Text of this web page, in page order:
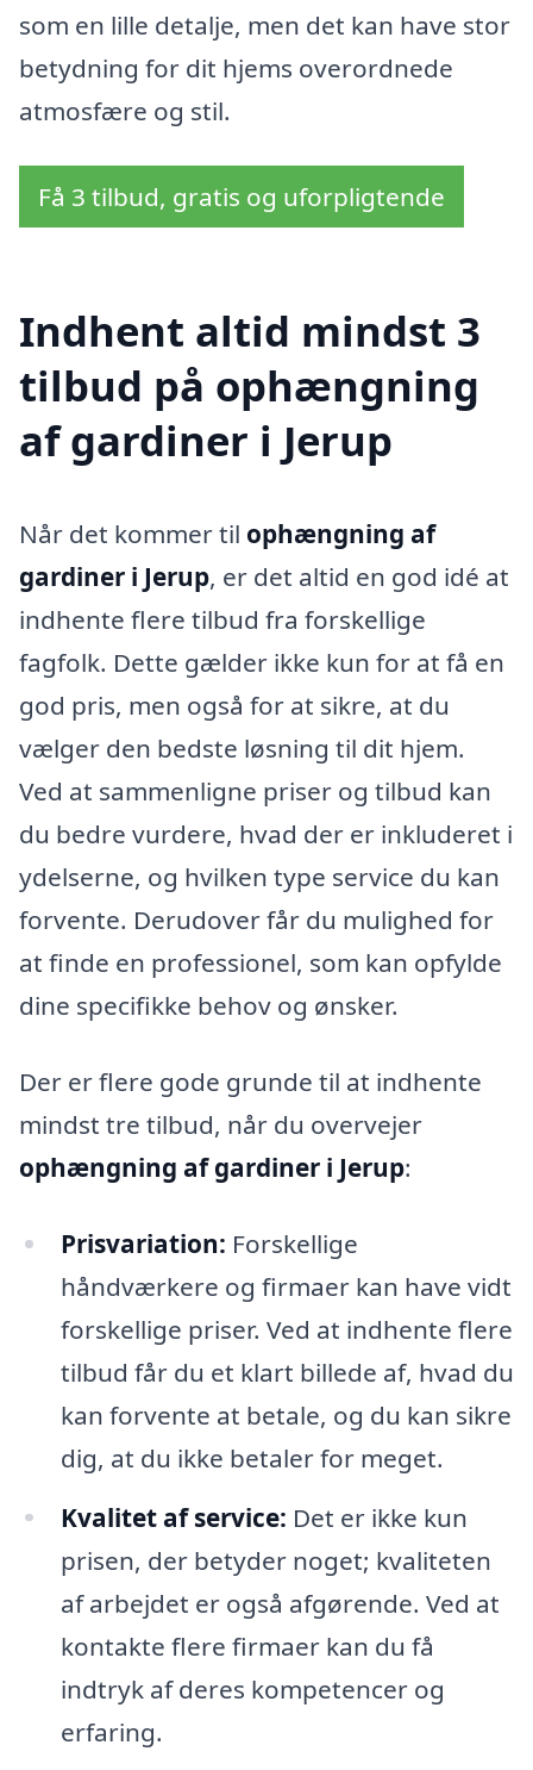
som en lille detalje, men det kan have stor
betydning for dit hjems overordnede
atmosfære og stil.
Få 3 tilbud, gratis og uforpligtende
Indhent altid mindst 3
tilbud på ophængning
af gardiner i Jerup
Når det kommer til ophængning af
gardiner i Jerup, er det altid en god idé at
indhente flere tilbud fra forskellige
fagfolk. Dette gælder ikke kun for at få en
god pris, men også for at sikre, at du
vælger den bedste løsning til dit hjem.
Ved at sammenligne priser og tilbud kan
du bedre vurdere, hvad der er inkluderet i
ydelserne, og hvilken type service du kan
forvente. Derudover får du mulighed for
at finde en professionel, som kan opfylde
dine specifikke behov og ønsker.
Der er flere gode grunde til at indhente
mindst tre tilbud, når du overvejer
ophængning af gardiner i Jerup:
Prisvariation: Forskellige
håndværkere og firmaer kan have vidt
forskellige priser. Ved at indhente flere
tilbud får du et klart billede af, hvad du
kan forvente at betale, og du kan sikre
dig, at du ikke betaler for meget.
Kvalitet af service: Det er ikke kun
prisen, der betyder noget; kvaliteten
af arbejdet er også afgørende. Ved at
kontakte flere firmaer kan du få
indtryk af deres kompetencer og
erfaring.